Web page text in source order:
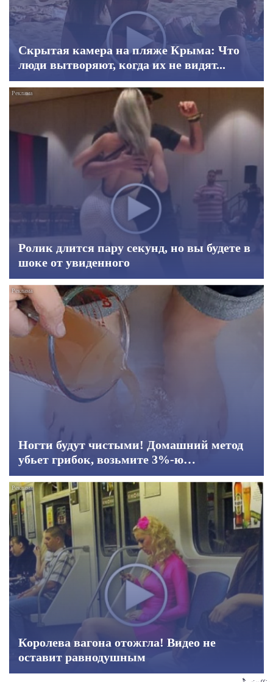
Скрытая камера на пляже Крыма: Что
люди вытворяют, когда их не видят...
Ролик длится пару секунд, но вы будете в
шоке от увиденного
Ногти будут чистыми! Домашний метод
убьет грибок, возьмите 3%-ю…
Королева вагона отожгла! Видео не
оставит равнодушным